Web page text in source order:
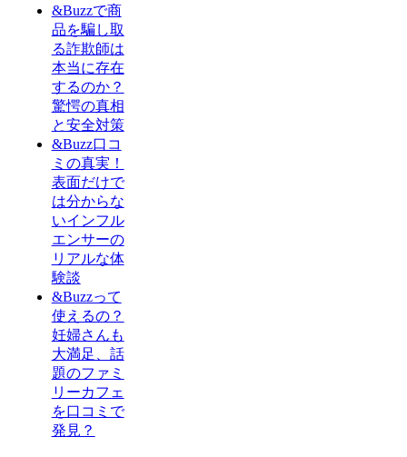
&Buzzで商
品を騙し取
る詐欺師は
本当に存在
するのか？
驚愕の真相
と安全対策
&Buzz口コ
ミの真実！
表面だけで
は分からな
いインフル
エンサーの
リアルな体
験談
&Buzzって
使えるの？
妊婦さんも
大満足、話
題のファミ
リーカフェ
を口コミで
発見？